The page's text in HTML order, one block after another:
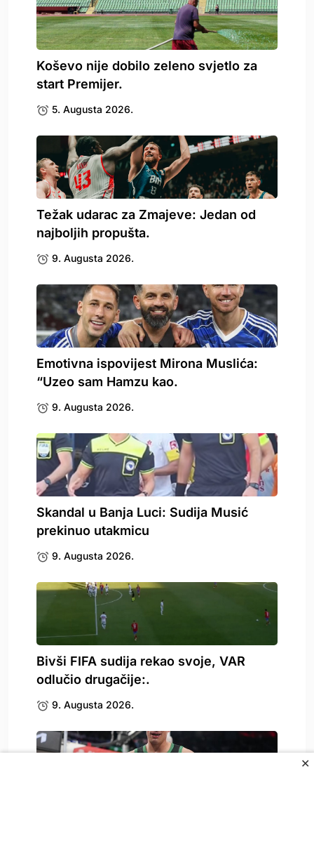
✕
Koševo nije dobilo zeleno svjetlo za
start Premijer.
5. Augusta 2026.
Težak udarac za Zmajeve: Jedan od
najboljih propušta.
9. Augusta 2026.
Emotivna ispovijest Mirona Muslića:
“Uzeo sam Hamzu kao.
9. Augusta 2026.
Skandal u Banja Luci: Sudija Musić
prekinuo utakmicu
9. Augusta 2026.
Bivši FIFA sudija rekao svoje, VAR
odlučio drugačije:.
9. Augusta 2026.